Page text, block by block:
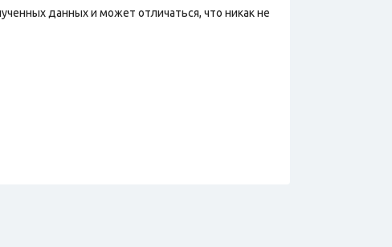
данных и может отличаться, что никак не